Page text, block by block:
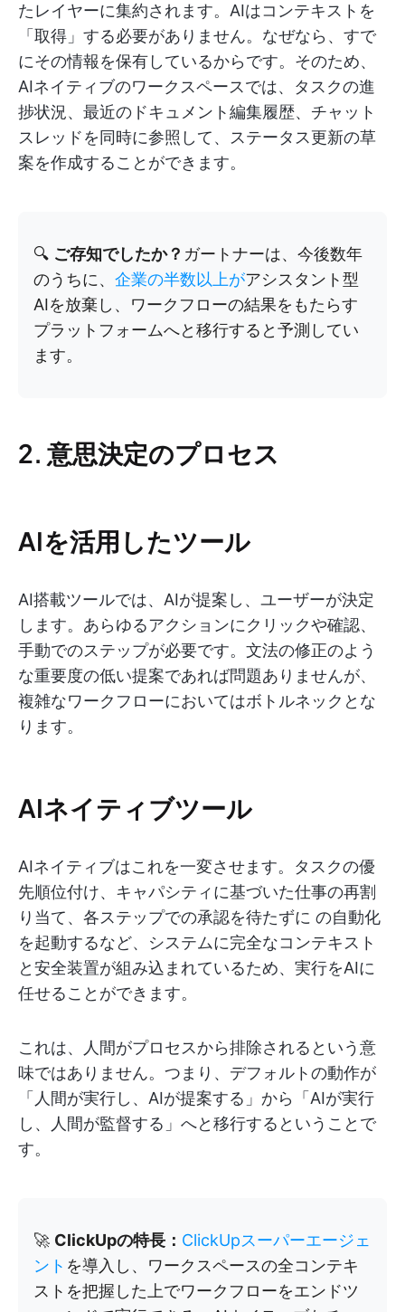
たレイヤーに集約されます。AIはコンテキストを
「取得」する必要がありません。なぜなら、すで
にその情報を保有しているからです。そのため、
AIネイティブのワークスペースでは、タスクの進
捗状況、最近のドキュメント編集履歴、チャット
スレッドを同時に参照して、ステータス更新の草
案を作成することができます。
🔍 ご存知でしたか？ ガートナーは、今後数年
のうちに、 企業の半数以上がアシスタント型
AIを放棄し、ワークフローの結果をもたらす
プラットフォームへと移行すると予測してい
ます。
2. 意思決定のプロセス
AIを活用したツール
AI搭載ツールでは、AIが提案し、ユーザーが決定
します。あらゆるアクションにクリックや確認、
手動でのステップが必要です。文法の修正のよう
な重要度の低い提案であれば問題ありませんが、
複雑なワークフローにおいてはボトルネックとな
ります。
AIネイティブツール
AIネイティブはこれを一変させます。タスクの優
先順位付け、キャパシティに基づいた仕事の再割
り当て、各ステップでの承認を待たずに の自動化
を起動するなど、システムに完全なコンテキスト
と安全装置が組み込まれているため、実行をAIに
任せることができます。
これは、人間がプロセスから排除されるという意
味ではありません。つまり、デフォルトの動作が
「人間が実行し、AIが提案する」から「AIが実行
し、人間が監督する」へと移行するということで
す。
🚀 ClickUpの特長： ClickUpスーパーエージェ
ント を導入し、ワークスペースの全コンテキ
ストを把握した上でワークフローをエンドツ